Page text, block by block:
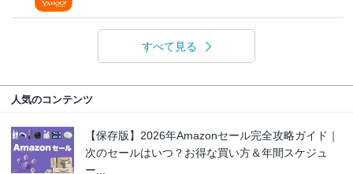
すべて見る
人気のコンテンツ
【保存版】2026年Amazonセール完全攻略ガイド｜
次のセールはいつ？お得な買い方＆年間スケジュ
ー...